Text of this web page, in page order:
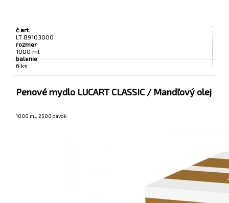
č.art.
LT 89103000
rozmer
1000 ml
balenie
6 ks
Penové mydlo LUCART CLASSIC / Mandľový olej
1000 ml, 2500 dávok